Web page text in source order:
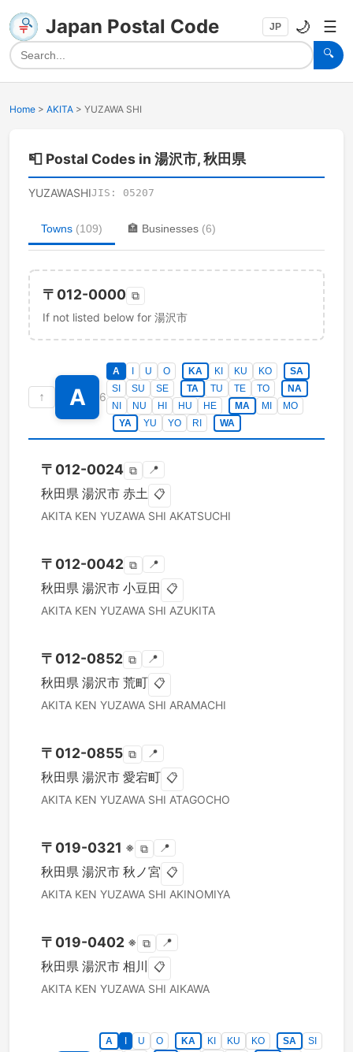
Japan Postal Code
🔍
JP 🌙 ☰
Home > AKITA > YUZAWA SHI
📮 Postal Codes in 湯沢市, 秋田県
YUZAWASHIJIS: 05207
Towns (109) 🏣 Businesses (6)
〒 012-0000 ⧉
If not listed below for 湯沢市
↑ A 6
A U O KA KI KU KO
SA
SI
SU SE TA TU TE TO
NA
NI
NU HI HU HE MA MI
MO
YA
YU YO RI WA
〒 012-0024 ⧉ 📍
秋田県 湯沢市 赤土 📋
AKITA KEN YUZAWA SHI AKATSUCHI
〒 012-0042 ⧉ 📍
秋田県 湯沢市 小豆田 📋
AKITA KEN YUZAWA SHI AZUKITA
〒 012-0852 ⧉ 📍
秋田県 湯沢市 荒町 📋
AKITA KEN YUZAWA SHI ARAMACHI
〒 012-0855 ⧉ 📍
秋田県 湯沢市 愛宕町 📋
AKITA KEN YUZAWA SHI ATAGOCHO
〒 019-0321 ※ ⧉ 📍
秋田県 湯沢市 秋ノ宮 📋
AKITA KEN YUZAWA SHI AKINOMIYA
〒 019-0402 ※ ⧉ 📍
秋田県 湯沢市 相川 📋
AKITA KEN YUZAWA SHI AIKAWA
A U O KA KI KU KO SA
SI